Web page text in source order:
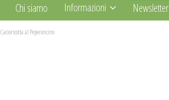
Chi siamo Informazioni Newsletter
Cacioricotta al Peperoncino